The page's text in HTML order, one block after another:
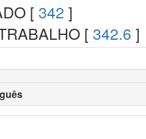
[ 342 ]
[ 342.6 ]